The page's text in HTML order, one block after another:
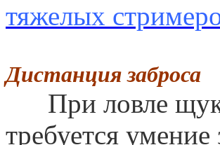
тяжелых
Дистанция заброса
При ловле щуки
требуется